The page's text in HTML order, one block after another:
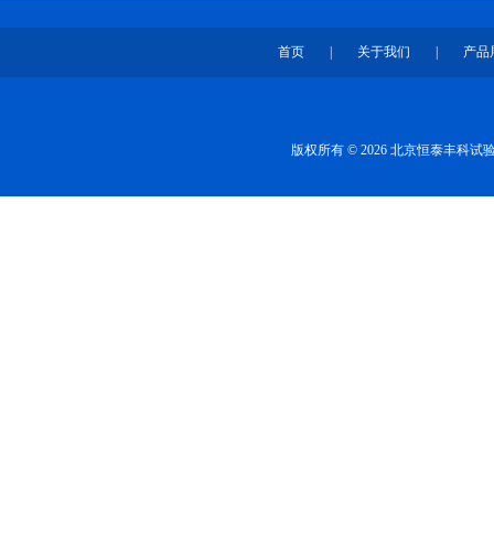
首页 关于我们 产品
版权所有 © 2026 北京恒泰丰科试